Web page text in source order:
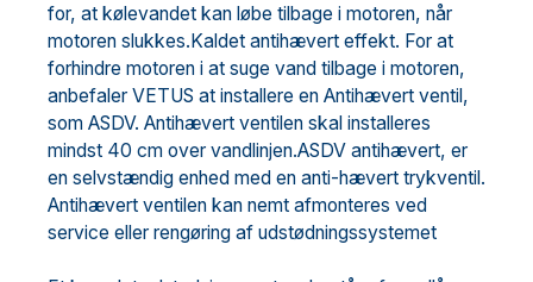
for, at kølevandet kan løbe tilbage i motoren, når
motoren slukkes.Kaldet antihævert effekt. For at
forhindre motoren i at suge vand tilbage i motoren,
anbefaler VETUS at installere en Antihævert ventil,
som ASDV. Antihævert ventilen skal installeres
mindst 40 cm over vandlinjen.ASDV antihævert, er
en selvstændig enhed med en anti-hævert trykventil.
Antihævert ventilen kan nemt afmonteres ved
service eller rengøring af udstødningssystemet